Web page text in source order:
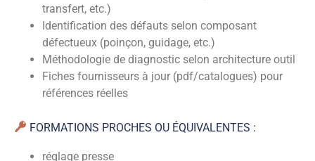
transfert, etc.)
Identification des défauts selon composant
défectueux (poinçon, guidage, etc.)
Méthodologie de diagnostic selon architecture outil
Fiches fournisseurs à jour (pdf/catalogues) pour
références réelles
FORMATIONS PROCHES OU ÉQUIVALENTES :
réglage presse